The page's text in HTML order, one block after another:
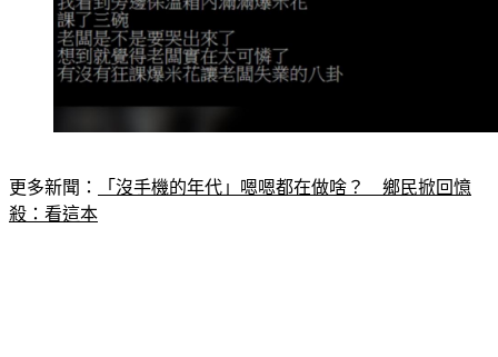
更多新聞：